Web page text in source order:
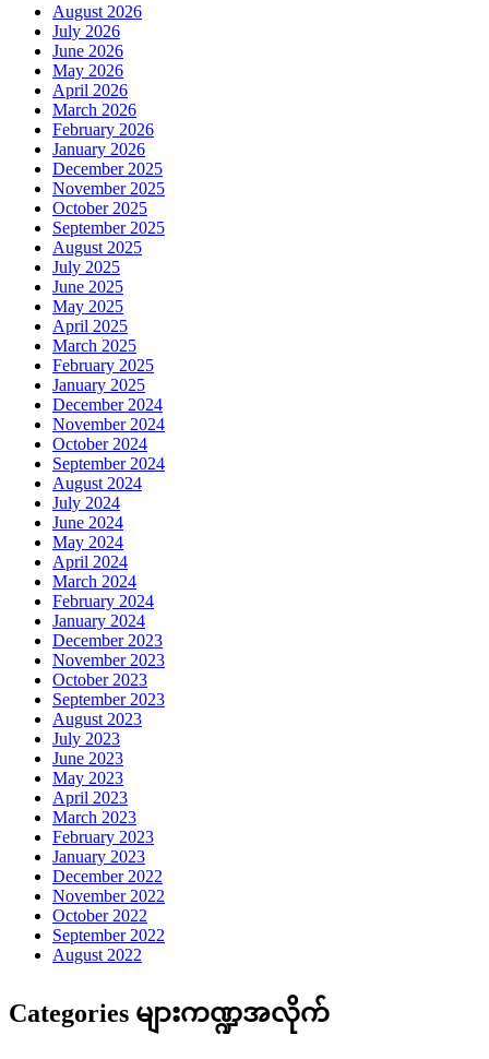
August 2026
July 2026
June 2026
May 2026
April 2026
March 2026
February 2026
January 2026
December 2025
November 2025
October 2025
September 2025
August 2025
July 2025
June 2025
May 2025
April 2025
March 2025
February 2025
January 2025
December 2024
November 2024
October 2024
September 2024
August 2024
July 2024
June 2024
May 2024
April 2024
March 2024
February 2024
January 2024
December 2023
November 2023
October 2023
September 2023
August 2023
July 2023
June 2023
May 2023
April 2023
March 2023
February 2023
January 2023
December 2022
November 2022
October 2022
September 2022
August 2022
Categories များကဏ္ဍအလိုက်